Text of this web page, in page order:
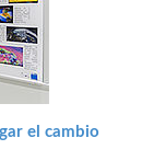
el cambio